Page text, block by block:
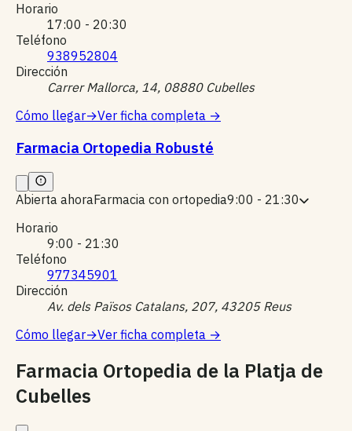
Horario
17:00 - 20:30
Teléfono
938952804
Dirección
Carrer Mallorca, 14, 08880 Cubelles
Cómo llegar→Ver ficha completa →
Farmacia Ortopedia Robusté
Abierta ahoraFarmacia con ortopedia9:00 - 21:30
Horario
9:00 - 21:30
Teléfono
977345901
Dirección
Av. dels Països Catalans, 207, 43205 Reus
Cómo llegar→Ver ficha completa →
Farmacia Ortopedia de la Platja de
Cubelles